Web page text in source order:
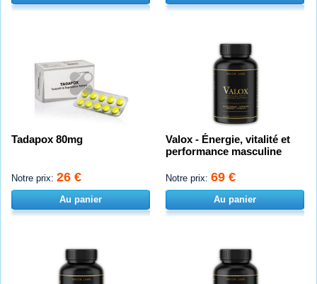
Tadapox 80mg
Notre prix: 26 €
Au panier
Valox - Énergie, vitalité et
performance masculine
Notre prix: 69 €
Au panier